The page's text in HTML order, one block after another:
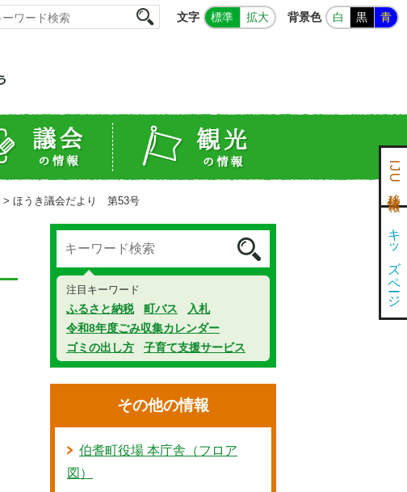
文字 標準 拡大 背景色 白 黒 青
> ほうき議会だより 第53号
注目キーワード
ふるさと納税 町バス
入札
令和8年度ごみ収集カレンダー
ゴミの出し方
子育て支援サービス
その他の情報
伯耆町役場 本庁舎（フロア
図）
IJU移住情報
キッズページ